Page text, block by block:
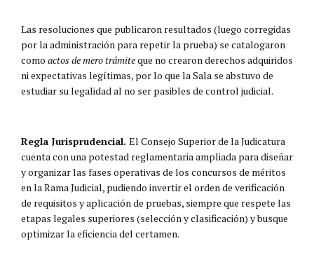
Las resoluciones que publicaron resultados (luego corregidas
por la administración para repetir la prueba) se catalogaron
como actos de mero trámiteque no crearon derechos adquiridos
ni expectativas legítimas, por lo que la Sala se abstuvo de
estudiar su legalidad al no ser pasibles de control judicial.
Regla Jurisprudencial. El Consejo Superior de la Judicatura
cuenta con una potestad reglamentaria ampliada para diseñar
y organizar las fases operativas de los concursos de méritos
en la Rama Judicial, pudiendo invertir el orden de verificación
de requisitos y aplicación de pruebas, siempre que respete las
etapas legales superiores (selección y clasificación) y busque
optimizar la eficiencia del certamen.